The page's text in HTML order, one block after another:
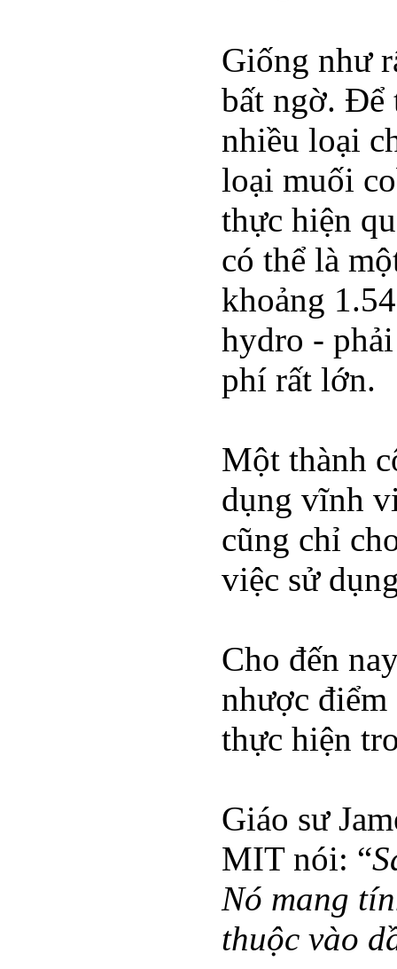
Giống như
bất ngờ. Để
nhiều loại
loại muối
thực hiện
có thể là
khoảng
hydro -
phí rất lớn.
Một thành
dụng vĩnh
cũng chỉ
việc sử
Cho đến
nhược điểm
thực hiện
Giáo sư
MIT nói: “
Nó mang
thuộc vào